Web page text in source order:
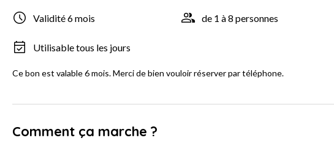
Validité 6 mois de 1 à 8 personnes
Utilisable tous les jours
Ce bon est valable 6 mois. Merci de bien vouloir réserver par téléphone.
Comment ça marche ?